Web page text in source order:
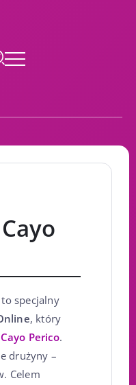
to specjalny
, który
Cayo Perico.
drużyny –
Celem